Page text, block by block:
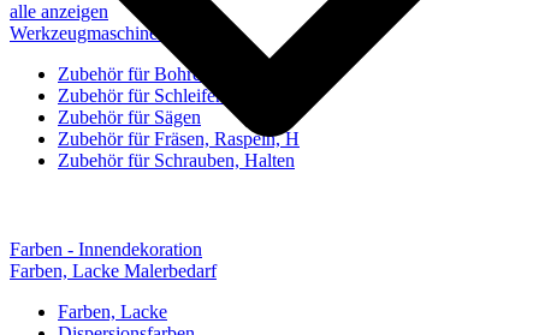
alle anzeigen
Werkzeugmaschinen-Zubehör
Zubehör für Bohren, Bohrhilfen
Zubehör für Schleifen, Poliere
Zubehör für Sägen
Zubehör für Fräsen, Raspeln, H
Zubehör für Schrauben, Halten
Farben - Innendekoration
Farben, Lacke Malerbedarf
Farben, Lacke